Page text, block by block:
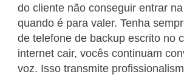
do cliente não conseguir entrar
quando é para valer. Tenha
de telefone de backup escrito no
internet cair, vocês continuam
voz. Isso transmite